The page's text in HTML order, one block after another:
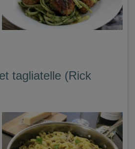
tagliatelle (Rick